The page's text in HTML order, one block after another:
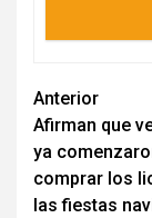
de
Anterior
Afirman que
ya
comprar los
las fiestas